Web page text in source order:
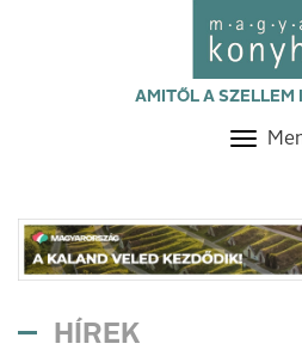
AMITŐL A SZELLEM
HÍREK